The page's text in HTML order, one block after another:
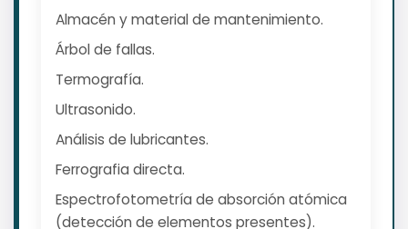
Almacén y material de mantenimiento.
Árbol de fallas.
Termografía.
Ultrasonido.
Análisis de lubricantes.
Ferrografia directa.
Espectrofotometría de absorción atómica
(detección de elementos presentes).